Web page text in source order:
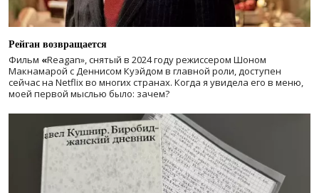
Рейган возвращается
Фильм «Reagan», снятый в 2024 годурежиссером Шоном
Макнамарой с Деннисом Куэйдом в главной роли, доступен
сейчас на Netflix во многих странах. Когда я увидела его в меню,
моей первой мыслью было: зачем?